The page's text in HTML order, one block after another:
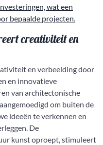
wat een
bepaalde projecten.
creativiteit en
en verbeelding door
en innovatieve
van architectonische
om buiten de
ideeën te verkennen en
De
kunst oproept, stimuleert